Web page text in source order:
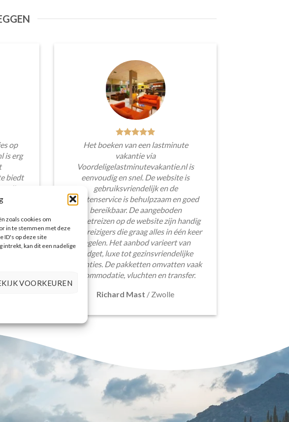
zoals cookies om
in te stemmen met deze
ID's op deze site
intrekt, kan dit een nadelige
VOORKEUREN
op
is erg
biedt
om
en
Het boeken van een lastminute
vakantie via
Voordeligelastminutevakantie.nl is
eenvoudig en snel. De website is
gebruiksvriendelijk en de
klantenservice is behulpzaam en goed
bereikbaar. De aangeboden
pakketreizen op de website zijn handig
voor reizigers die graag alles in één keer
regelen. Het aanbod varieert van
budget, luxe tot gezinsvriendelijke
vakanties. De pakketten omvatten vaak
accommodatie, vluchten en transfer.
Richard Mast / Zwolle